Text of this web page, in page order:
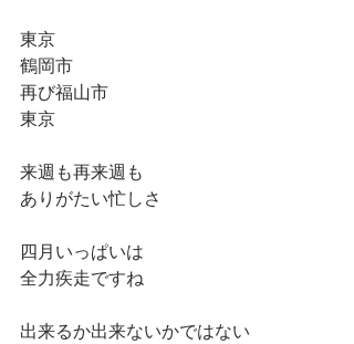
東京
鶴岡市
再び福山市
東京
来週も再来週も
ありがたい忙しさ
四月いっぱいは
全力疾走ですね
出来るか出来ないかではない